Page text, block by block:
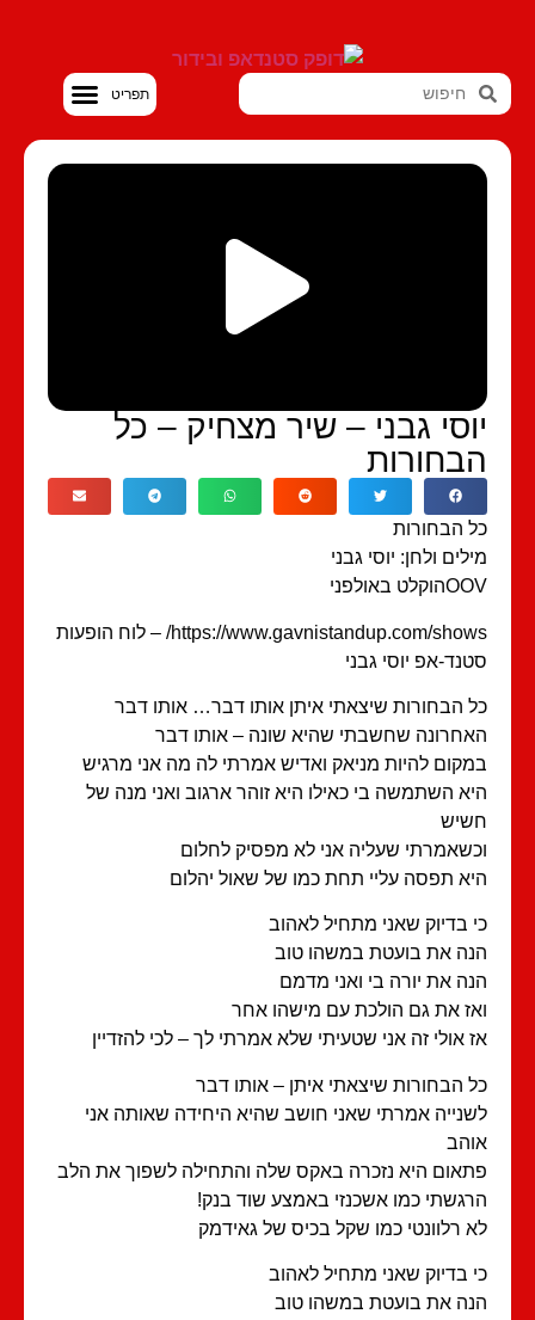
גבני – שיר מצחיק – כל
הבחורות
ולחן: יוסי גבני
https://www.gavnistandup.com/shows/ – לוח הופעות
אפ יוסי גבני
הבחורות שיצאתי איתן אותו דבר… אותו דבר
שחשבתי שהיא שונה – אותו דבר
להיות מניאק ואדיש אמרתי לה מה אני מרגיש
השתמשה בי כאילו היא זוהר ארגוב ואני מנה של
שעליה אני לא מפסיק לחלום
תפסה עליי תחת כמו של שאול יהלום
בדיוק שאני מתחיל לאהוב
את בועטת במשהו טוב
את יורה בי ואני מדמם
את גם הולכת עם מישהו אחר
אולי זה אני שטעיתי שלא אמרתי לך – לכי להזדיין
הבחורות שיצאתי איתן – אותו דבר
אמרתי שאני חושב שהיא היחידה שאותה אני
היא נזכרה באקס שלה והתחילה לשפוך את הלב
כמו אשכנזי באמצע שוד בנק!
רלוונטי כמו שקל בכיס של גאידמק
בדיוק שאני מתחיל לאהוב
את בועטת במשהו טוב